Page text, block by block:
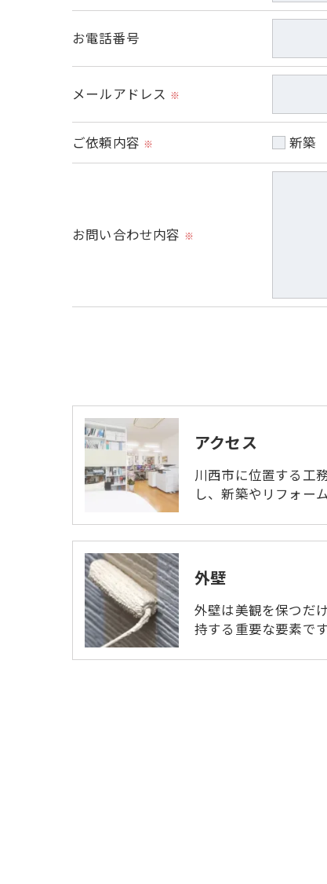
当社では、利用目的の達成に必要な
これらの委託先に対しては個人情報保
＜個人情報の安全管理＞
当社では、個人情報の漏洩等がなされ
＜個人情報を与えなかった場合に生じ
＜個人情報の開示･訂正・削除･利用停
個人情報の開示･訂正･削除・利用停止
お電話番号
メールアドレス ※
ご依頼内容 ※ 新築
お問い合わせ内容 ※
アクセス
川西市に位置する工
し、新築やリフォー
外壁
外壁は美観を保つだ
持する重要な要素で